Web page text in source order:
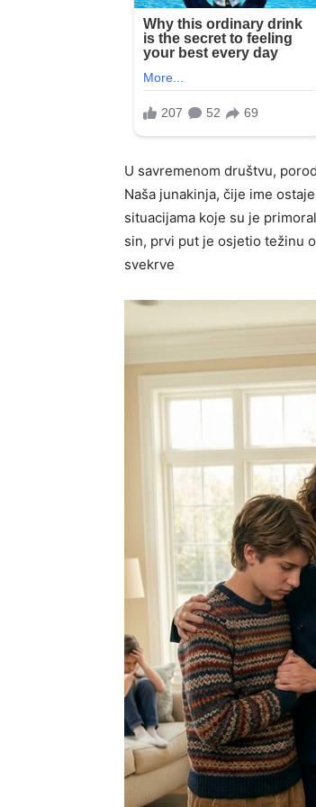
U savremenom društvu,
Naša junakinja, čije ime
situacijama koje su je
sin, prvi put je osjetio težinu
svekrve